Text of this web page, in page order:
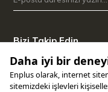
Bizi Takip Edin